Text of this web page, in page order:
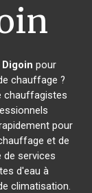
Digoin pour
chauffage ?
chauffagistes
pour
et de
services
d'eau à
climatisation.